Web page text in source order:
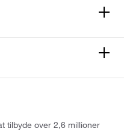
tilbyde over 2,6 millioner